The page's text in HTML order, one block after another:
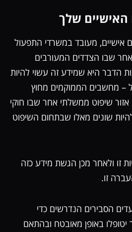
האישיים שלך
אישיים, מעובד במשרדי התפעול
שבו הצדדים המעורבים
הדבר היא שמידע זה עשוי להיות
– מחשבים הממוקמים מחוץ
אזור שיפוט ממשלתי אחר שבו חוקי
שונים מאלו שבתחום השיפוט
זו ולאחר מכן הגשת מידע כזה
זו.
הסבירים הנדרשים כדי
באופן מאובטח ובהתאם